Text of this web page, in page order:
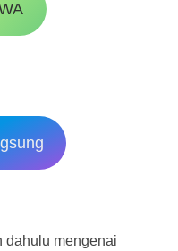
dahulu mengenai